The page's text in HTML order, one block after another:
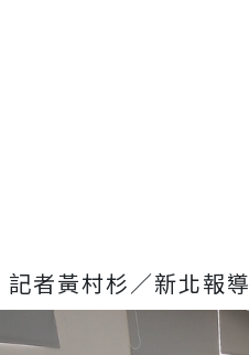
記者黃村杉／新北報導